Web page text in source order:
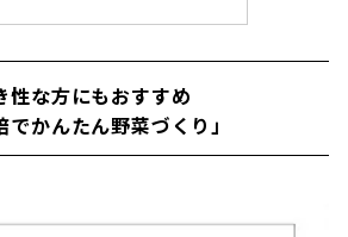
性な方にもおすすめ
でかんたん野菜づくり」